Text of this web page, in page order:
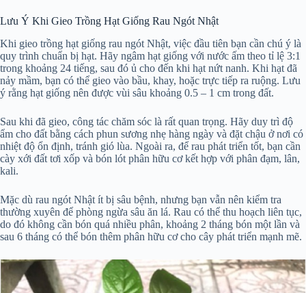
Lưu Ý Khi Gieo Trồng Hạt Giống Rau Ngót Nhật
Khi gieo trồng hạt giống rau ngót Nhật, việc đầu tiên bạn cần chú ý là
quy trình chuẩn bị hạt. Hãy ngâm hạt giống với nước ấm theo tỉ lệ 3:1
trong khoảng 24 tiếng, sau đó ủ cho đến khi hạt nứt nanh. Khi hạt đã
nảy mầm, bạn có thể gieo vào bầu, khay, hoặc trực tiếp ra ruộng. Lưu
ý rằng hạt giống nên được vùi sâu khoảng 0.5 – 1 cm trong đất.
Sau khi đã gieo, công tác chăm sóc là rất quan trọng. Hãy duy trì độ
ẩm cho đất bằng cách phun sương nhẹ hàng ngày và đặt chậu ở nơi có
nhiệt độ ổn định, tránh gió lùa. Ngoài ra, để rau phát triển tốt, bạn cần
cày xới đất tơi xốp và bón lót phân hữu cơ kết hợp với phân đạm, lân,
kali.
Mặc dù rau ngót Nhật ít bị sâu bệnh, nhưng bạn vẫn nên kiểm tra
thường xuyên để phòng ngừa sâu ăn lá. Rau có thể thu hoạch liên tục,
do đó không cần bón quá nhiều phân, khoảng 2 tháng bón một lần và
sau 6 tháng có thể bón thêm phân hữu cơ cho cây phát triển mạnh mẽ.